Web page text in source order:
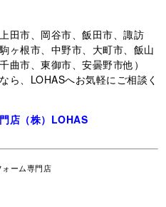
田市、岡谷市、飯田市、諏訪
ヶ根市、中野市、大町市、飯山
曲市、東御市、安曇野市他）
ら、LOHASへお気軽にご相談く
店（株）LOHAS
ーム専門店